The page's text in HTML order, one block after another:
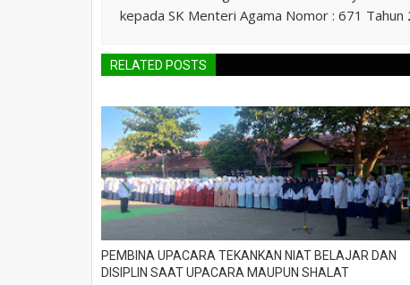
kepada SK Menteri Agama Nomor : 671
RELATED POSTS
PEMBINA UPACARA TEKANKAN NIAT BELAJAR DAN
DISIPLIN SAAT UPACARA MAUPUN SHALAT